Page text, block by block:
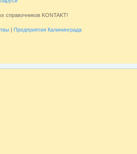
справочников KONTAKT!
| Предприятия Калининграда